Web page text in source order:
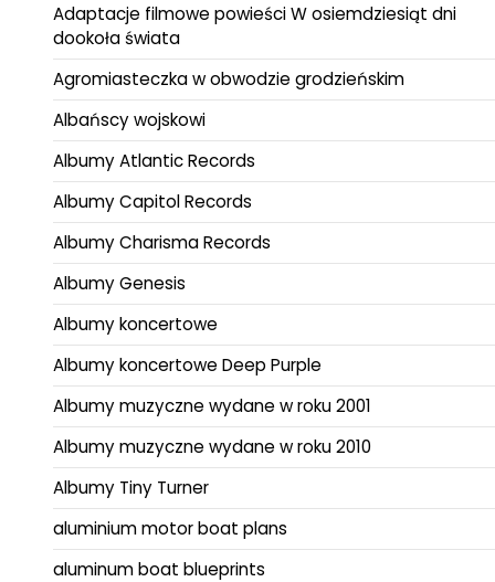
Adaptacje filmowe powieści W osiemdziesiąt dni
dookoła świata
Agromiasteczka w obwodzie grodzieńskim
Albańscy wojskowi
Albumy Atlantic Records
Albumy Capitol Records
Albumy Charisma Records
Albumy Genesis
Albumy koncertowe
Albumy koncertowe Deep Purple
Albumy muzyczne wydane w roku 2001
Albumy muzyczne wydane w roku 2010
Albumy Tiny Turner
aluminium motor boat plans
aluminum boat blueprints